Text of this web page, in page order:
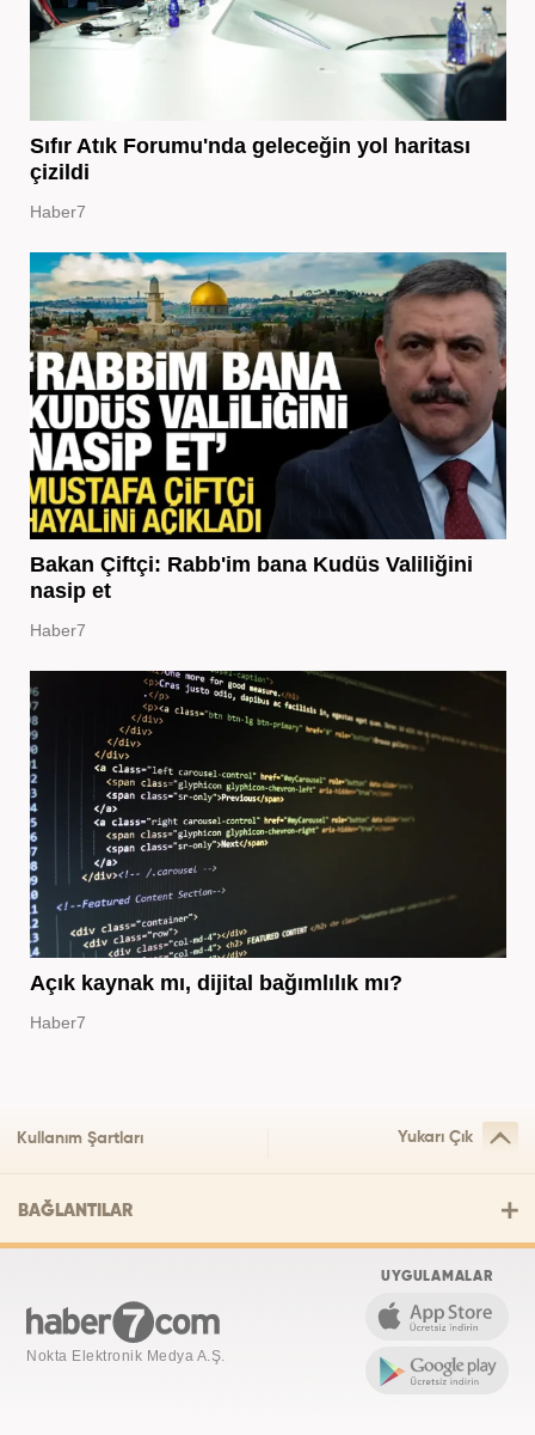
Sıfır Atık Forumu'nda geleceğin yol haritası
çizildi
Haber7
Bakan Çiftçi: Rabb'im bana Kudüs Valiliğini
nasip et
Haber7
Açık kaynak mı, dijital bağımlılık mı?
Haber7
Kullanım Şartları Yukarı Çık
BAĞLANTILAR
Nokta Elektronik Medya A.Ş.
UYGULAMALAR